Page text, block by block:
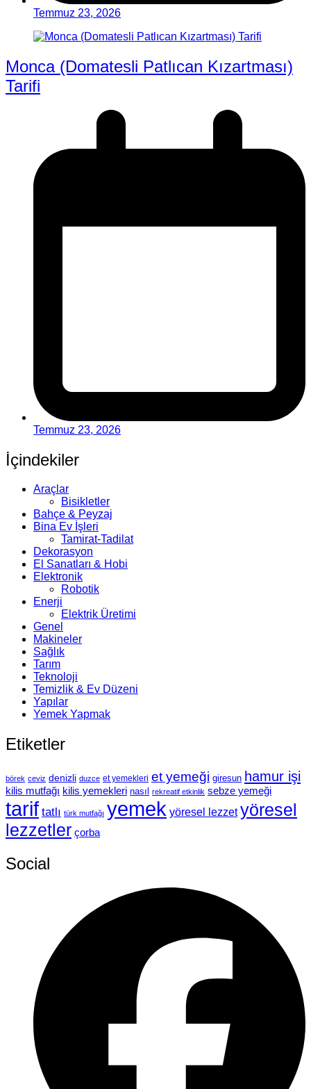
Temmuz 23, 2026
Monca (Domatesli Patlıcan Kızartması)
Tarifi
Temmuz 23, 2026
İçindekiler
Araçlar
Bisikletler
Bahçe & Peyzaj
Bina Ev İşleri
Tamirat-Tadilat
Dekorasyon
El Sanatları & Hobi
Elektronik
Robotik
Enerji
Elektrik Üretimi
Genel
Makineler
Sağlık
Tarım
Teknoloji
Temizlik & Ev Düzeni
Yapılar
Yemek Yapmak
Etiketler
börek ceviz denizli duzce et yemekleri et yemeği giresun hamur işi
kilis mutfağı kilis yemekleri nasıl rekreatif etkinlik sebze yemeği
tarif tatlı türk mutfağı yemek yöresel lezzet yöresel
lezzetler çorba
Social